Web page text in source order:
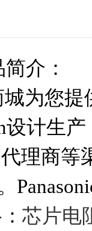
介：
城为您提
设计生
理商等
芯片电